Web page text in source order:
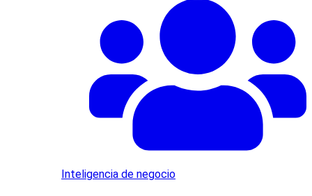
Inteligencia de negocio